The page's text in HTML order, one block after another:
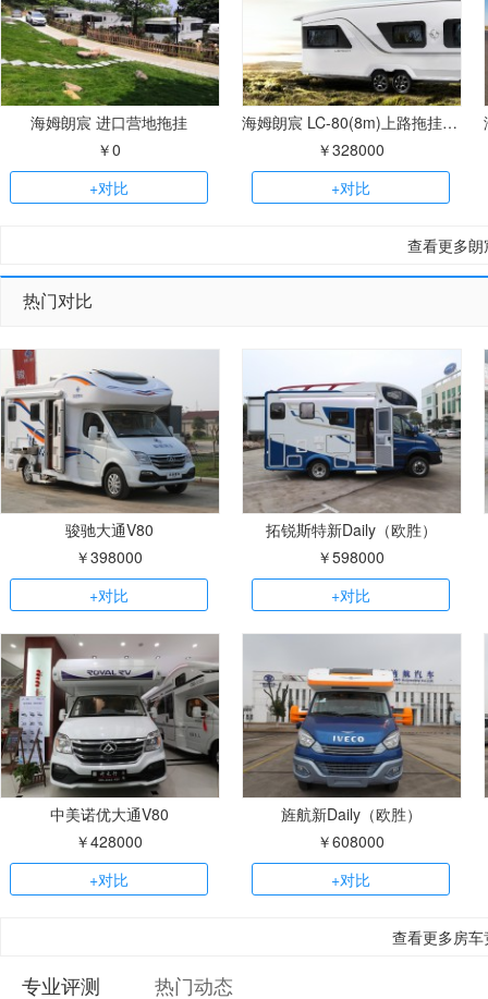
海姆朗宸 进口营地拖挂
￥0
+对比
海姆朗宸 LC-80(8m)上路拖挂房车
￥328000
+对比
查看更多
热门对比
骏驰大通V80
￥398000
+对比
拓锐斯特新Daily（欧胜）
￥598000
+对比
中美诺优大通V80
￥428000
+对比
旌航新Daily（欧胜）
￥608000
+对比
查看更多房
专业评测 热门动态